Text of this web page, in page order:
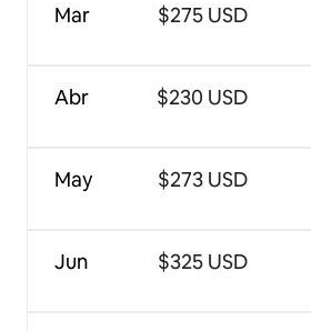
Mar
Abr
May
Jun
$275 USD
$230 USD
$273 USD
$325 USD